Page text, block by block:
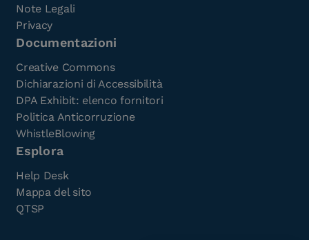
Note Legali
Privacy
Documentazioni
Creative Commons
Dichiarazioni di Accessibilità
DPA Exhibit: elenco fornitori
Politica Anticorruzione
WhistleBlowing
Esplora
Help Desk
Mappa del sito
QTSP